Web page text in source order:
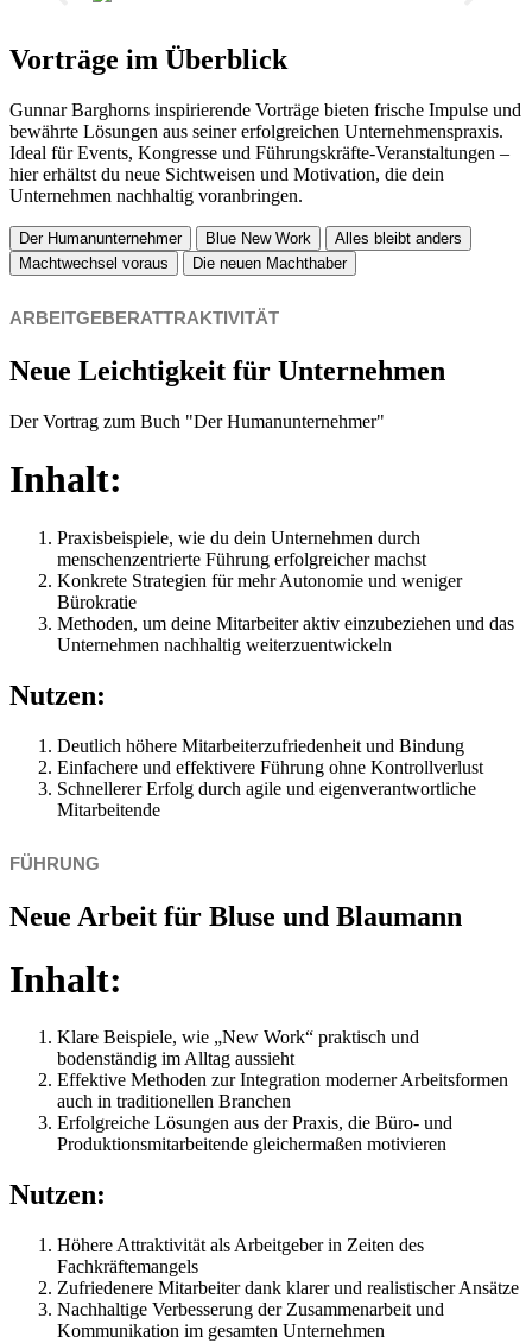
Vorträge im Überblick
Gunnar Barghorns inspirierende Vorträge bieten frische Impulse und
bewährte Lösungen aus seiner erfolgreichen Unternehmenspraxis.
Ideal für Events, Kongresse und Führungskräfte-Veranstaltungen –
hier erhältst du neue Sichtweisen und Motivation, die dein
Unternehmen nachhaltig voranbringen.
Der Humanunternehmer Blue New Work
Alles bleibt anders
Machtwechsel voraus
Die neuen Machthaber
ARBEITGEBERATTRAKTIVITÄT
Neue Leichtigkeit für Unternehmen
Der Vortrag zum Buch "Der Humanunternehmer"
Inhalt:
Praxisbeispiele, wie du dein Unternehmen durch
menschenzentrierte Führung erfolgreicher machst
Konkrete Strategien für mehr Autonomie und weniger
Bürokratie
Methoden, um deine Mitarbeiter aktiv einzubeziehen und das
Unternehmen nachhaltig weiterzuentwickeln
Nutzen:
Deutlich höhere Mitarbeiterzufriedenheit und Bindung
Einfachere und effektivere Führung ohne Kontrollverlust
Schnellerer Erfolg durch agile und eigenverantwortliche
Mitarbeitende
FÜHRUNG
Neue Arbeit für Bluse und Blaumann
Inhalt:
Klare Beispiele, wie „New Work“ praktisch und
bodenständig im Alltag aussieht
Effektive Methoden zur Integration moderner Arbeitsformen
auch in traditionellen Branchen
Erfolgreiche Lösungen aus der Praxis, die Büro- und
Produktionsmitarbeitende gleichermaßen motivieren
Nutzen:
Höhere Attraktivität als Arbeitgeber in Zeiten des
Fachkräftemangels
Zufriedenere Mitarbeiter dank klarer und realistischer Ansätze
Nachhaltige Verbesserung der Zusammenarbeit und
Kommunikation im gesamten Unternehmen